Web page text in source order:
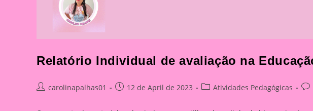
Relatório Individual de avaliação na
Postcarolinapalhas01
Post12 de April de 2023
PostAtividades Pedagógicas